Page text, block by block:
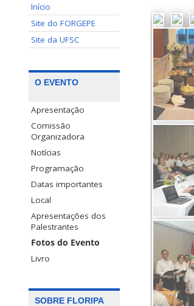
Início
Site do FORGEPE
Site da UFSC
O EVENTO
Apresentação
Comissão
Organizadora
Notícias
Programação
Datas importantes
Local
Apresentações dos
Palestrantes
Fotos do Evento
Livro
SOBRE FLORIPA